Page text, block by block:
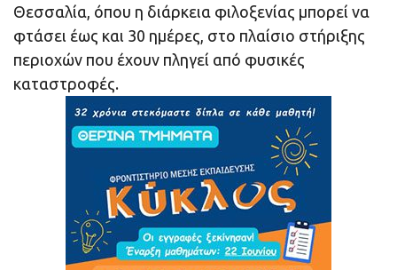
Θεσσαλία, όπου η διάρκεια φιλοξενίας μπορεί να
φτάσει έως και 30 ημέρες, στο πλαίσιο στήριξης
περιοχών που έχουν πληγεί από φυσικές
καταστροφές.